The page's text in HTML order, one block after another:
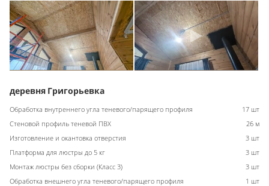
деревня Григорьевка
Обработка внутреннего угла теневого/парящего профиля
17 шт
Стеновой профиль теневой ПВХ
26 м
Изготовление и окантовка отверстия
3 шт
Платформа для люстры до 5 кг
3 шт
Монтаж люстры без сборки (Класс 3)
3 шт
Обработка внешнего угла теневого/парящего профиля
1 шт